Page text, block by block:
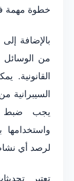
خطوة مهمة
بالإضافة
من الوسائل
القانونية.
السيبرانية
يجب ضبط
لرصد أي
تعتبر